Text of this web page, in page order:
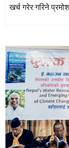
खर्च गरेर गरिने